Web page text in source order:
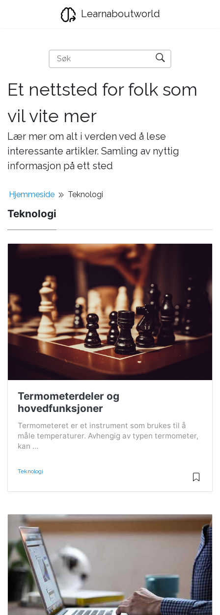
Learnaboutworld
Et nettsted for folk som
vil vite mer
Lær mer om alt i verden ved å lese
interessante artikler. Samling av nyttig
informasjon på ett sted
Hjemmeside Teknologi
Teknologi
Termometerdeler og
hovedfunksjoner
Termometeret er et instrument som brukes til å
måle temperaturer. Avhengig av typen termometer,
kan ...
Teknologi